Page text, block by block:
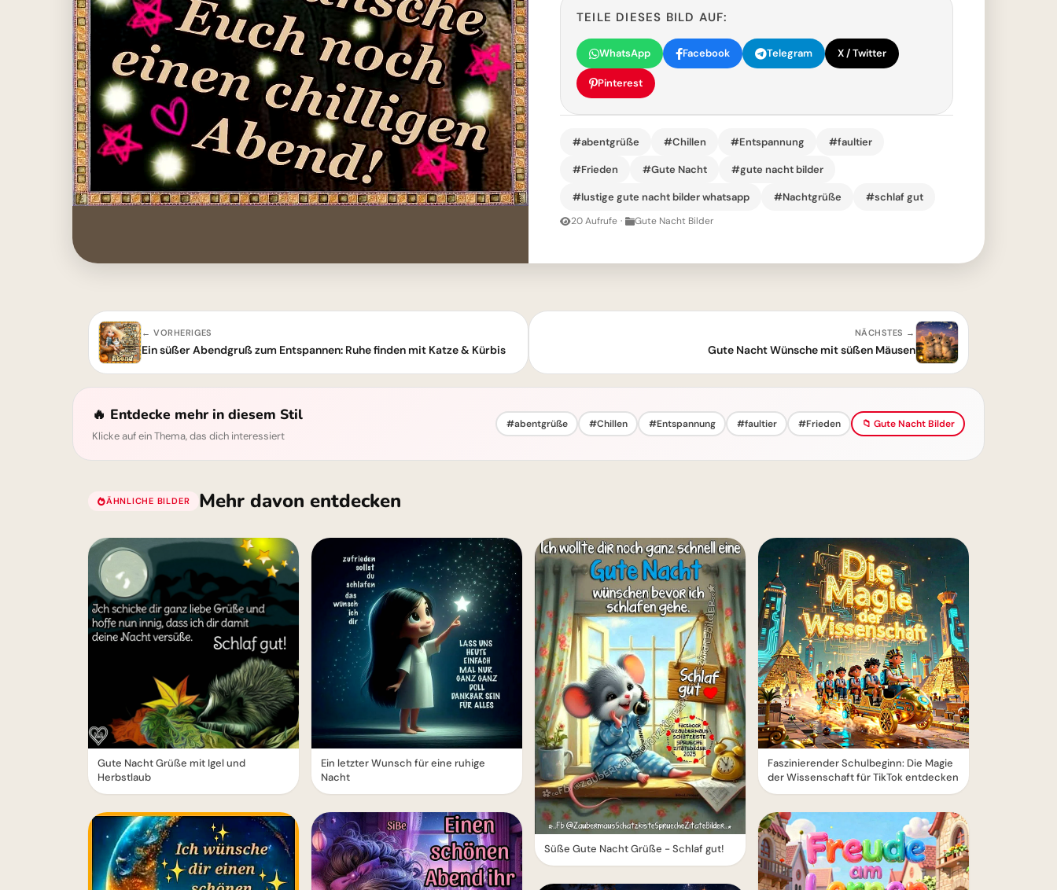
TEILE DIESES BILD AUF:
WhatsApp Facebook Telegram X / Twitter
Pinterest
#abentgrüße #Chillen #Entspannung #faultier
#Frieden #Gute Nacht #gute nacht bilder
#lustige gute nacht bilder whatsapp #Nachtgrüße #schlaf gut
20 Aufrufe · Gute Nacht Bilder
← VORHERIGES
Ein süßer Abendgruß zum Entspannen: Ruhe finden mit Katze & Kürbis
NÄCHSTES →
Gute Nacht Wünsche mit süßen Mäusen
🔥 Entdecke mehr in diesem Stil
Klicke auf ein Thema, das dich interessiert
#abentgrüße #Chillen #Entspannung #faultier #Frieden 📁 Gute Nacht Bilder
ÄHNLICHE BILDER Mehr davon entdecken
Gute Nacht Grüße mit Igel und
Herbstlaub
Ein letzter Wunsch für eine ruhige
Nacht
Süße Gute Nacht Grüße - Schlaf gut!
Faszinierender Schulbeginn: Die Magie
der Wissenschaft für TikTok entdecken